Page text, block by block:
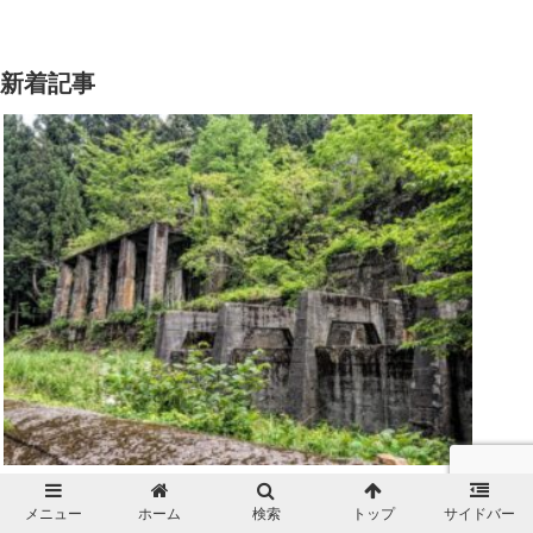
新着記事
コンクリートの遺構が残る銅山の跡『土倉鉱山
跡』（長浜市）
メニュー ホーム 検索 トップ サイドバー